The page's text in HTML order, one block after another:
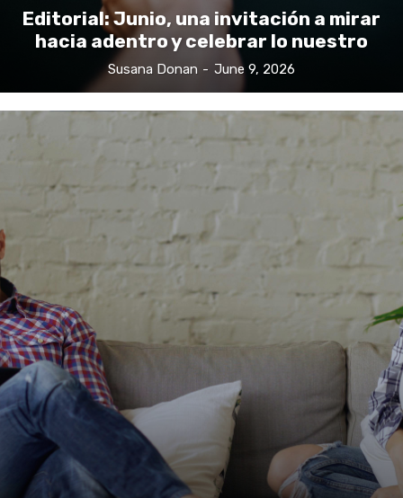
Editorial: Junio, una invitación a mirar
hacia adentro y celebrar lo nuestro
Susana Donan - June 9, 2026